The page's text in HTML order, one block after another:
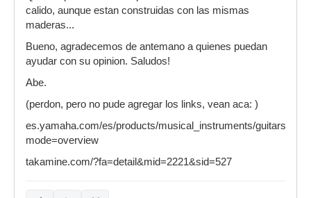
calido, aunque estan construidas con las mismas
maderas...
Bueno, agradecemos de antemano a quienes puedan
ayudar con su opinion. Saludos!
Abe.
(perdon, pero no pude agregar los links, vean aca: )
es.yamaha.com/es/products/musical_instruments/
mode=overview
takamine.com/?fa=detail&mid=2221&sid=527